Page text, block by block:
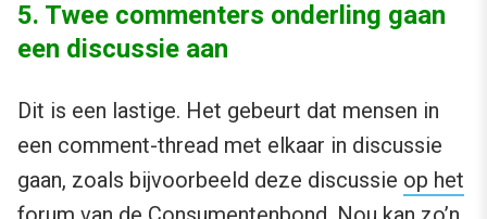
5. Twee commenters onderling gaan
een discussie aan
Dit is een lastige. Het gebeurt dat mensen in
een comment-thread met elkaar in discussie
gaan, zoals bijvoorbeeld deze discussie op het